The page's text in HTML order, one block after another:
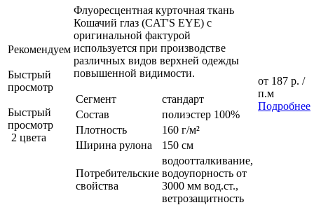
Рекомендуем
Быстрый
просмотр
Быстрый
просмотр
2 цвета
Флуоресцентная курточная ткань
Кошачий глаз (CAT'S EYE) с
оригинальной фактурой
используется при производстве
различных видов верхней одежды
повышенной видимости.
Сегмент
стандарт
Состав
полиэстер 100%
Плотность
160 г/м²
Ширина рулона
150 см
Потребительские
свойства
водоотталкивание,
водоупорность от
3000 мм вод.ст.,
ветрозащитность
от 187 р. /
п.м
Подробнее